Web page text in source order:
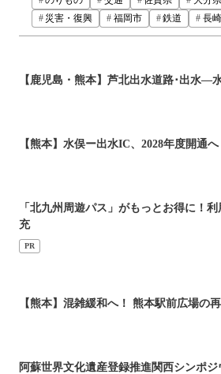
災害・復興
福岡市 鉄道 長
【鹿児島・熊本】芦北出水道路･出水―
【熊本】水俣ー出水IC、2028年度開通
「北九州周遊パス」がもっとお得に！
充
PR
【熊本】混雑緩和へ！ 熊本駅前広場の
阿蘇世界文化遺産登録推進関西シンポ